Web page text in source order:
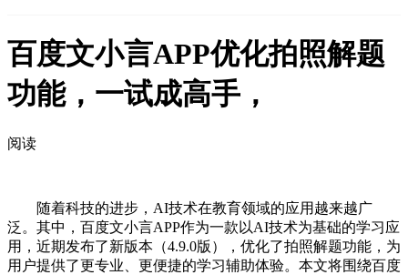
百度文小言APP优化拍照解题
功能，一试成高手，
阅读
随着科技的进步，AI技术在教育领域的应用越来越广
泛。其中，百度文小言APP作为一款以AI技术为基础的学习应
用，近期发布了新版本（4.9.0版），优化了拍照解题功能，为
用户提供了更专业、更便捷的学习辅助体验。本文将围绕百度